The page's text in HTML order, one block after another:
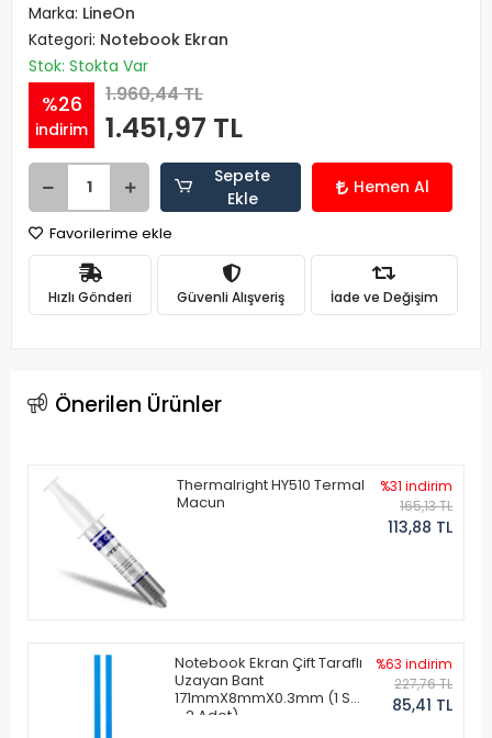
Marka: LineOn
Kategori: Notebook Ekran
Stok: Stokta Var
%26
indirim
1.960,44 TL
1.451,97 TL
Sepete
Ekle
Hemen Al
Favorilerime ekle
Hızlı Gönderi Güvenli Alışveriş İade ve Değişim
Önerilen Ürünler
Thermalright HY510 Termal
Macun
%31 indirim
165,13 TL
113,88 TL
Notebook Ekran Çift Taraflı
Uzayan Bant
171mmX8mmX0.3mm (1 Set
- 2 Adet)
%63 indirim
227,76 TL
85,41 TL